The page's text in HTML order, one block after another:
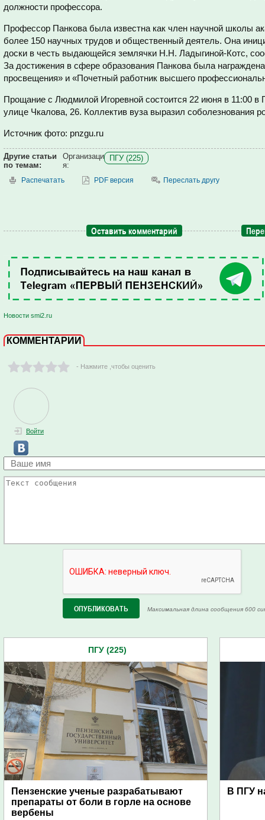
должности профессора.
Профессор Панкова была известна как член научной школы
более 150 научных трудов и общественный деятель. Она
доски в честь выдающейся землячки Н.Н. Ладыгиной-Котс,
За достижения в сфере образования Панкова была
просвещения» и «Почетный работник высшего
Прощание с Людмилой Игоревной состоится 22 июня в 11:00 в
улице Чкалова, 26. Коллектив вуза выразил соболезнования
Источник фото: pnzgu.ru
Другие статьи
по темам:
Организаци
я:
ПГУ (225)
Распечатать PDF версия Переслать другу
Оставить комментарий
Новости smi2.ru
КОММЕНТАРИИ
- Нажмите ,чтобы оценить
Войти
Максимальная длина сообщения 600
ПГУ (225)
Пензенские ученые разрабатывают
препараты от боли в горле на основе
вербены
В ПГУ